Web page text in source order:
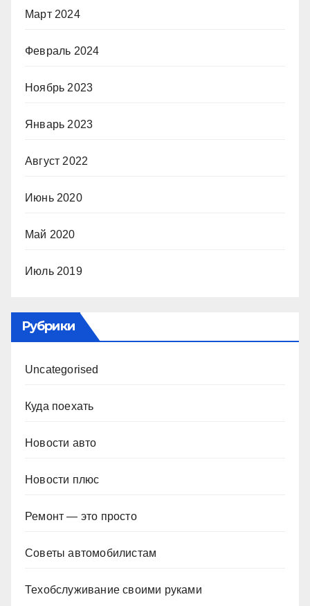
Март 2024
Февраль 2024
Ноябрь 2023
Январь 2023
Август 2022
Июнь 2020
Май 2020
Июль 2019
Рубрики
Uncategorised
Куда поехать
Новости авто
Новости плюс
Ремонт — это просто
Советы автомобилистам
Техобслуживание своими руками